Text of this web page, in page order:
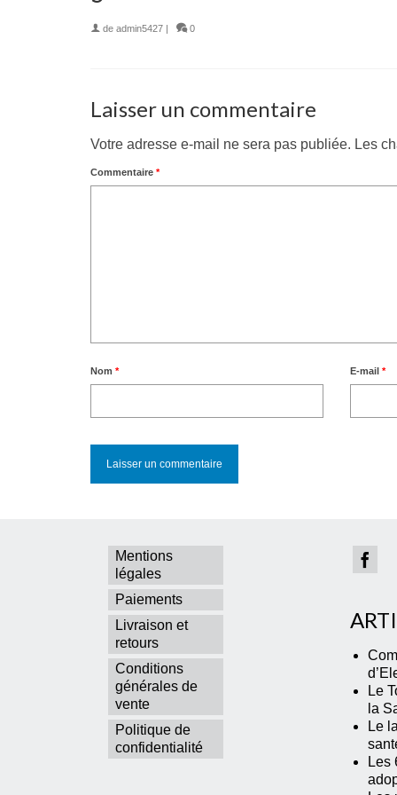
de admin5427 | 0
Laisser un commentaire
Votre adresse e-mail ne sera pas publiée. Les
Commentaire *
Nom * E-mail *
Mentions
légales
Paiements
Livraison et
retours
Conditions
générales de
vente
Politique de
confidentialité
Le
la
Le
Les